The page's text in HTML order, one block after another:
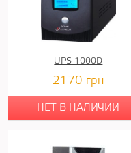
UPS-1000D
2170 грн
НЕТ В НАЛИЧИИ